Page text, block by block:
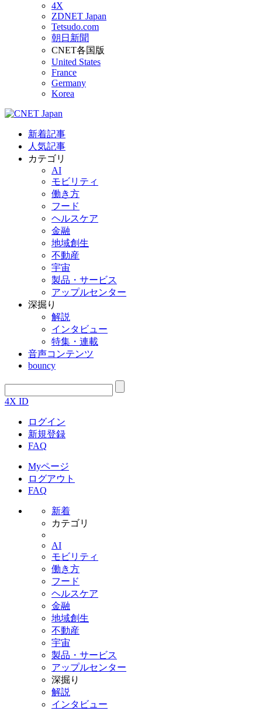
4X
ZDNET Japan
Tetsudo.com
朝日新聞
CNET各国版
United States
France
Germany
Korea
新着記事
人気記事
カテゴリ
AI
モビリティ
働き方
フード
ヘルスケア
金融
地域創生
不動産
宇宙
製品・サービス
アップルセンター
深掘り
解説
インタビュー
特集・連載
音声コンテンツ
bouncy
4X ID
ログイン
新規登録
FAQ
Myページ
ログアウト
FAQ
新着
カテゴリ
AI
モビリティ
働き方
フード
ヘルスケア
金融
地域創生
不動産
宇宙
製品・サービス
アップルセンター
深掘り
解説
インタビュー